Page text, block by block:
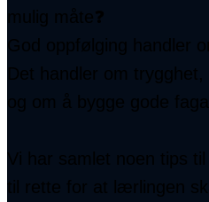
mulig måte❓
God oppfølging handler
Det handler om
og om å bygge gode
Vi har samlet noen tips
til rette for at lærlingen